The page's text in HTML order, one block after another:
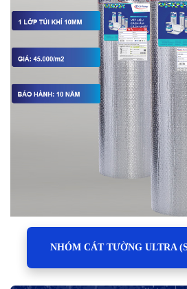
NHÓM CÁT TƯỜNG ULTRA